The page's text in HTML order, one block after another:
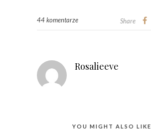
44 komentarze Share
Rosalieeve
YOU MIGHT ALSO LIKE